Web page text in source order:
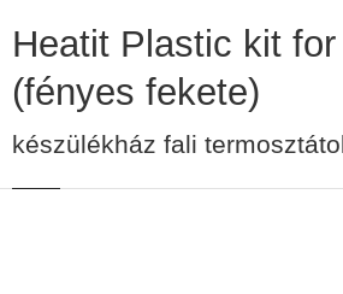
Heatit Plastic kit
(fényes fekete)
készülékház fali